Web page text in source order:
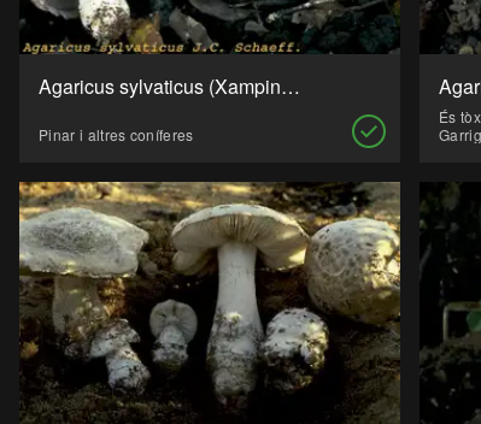
Agaricus sylvaticus (Xampinyó)
Pinar i altres coníferes